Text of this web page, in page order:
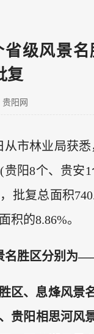
省级风景
复
阳网
从市林业局获
贵阳8个、贵安
批复总面积
积的8.86%。
名胜区分别为
区、息烽风景
贵阳相思河风